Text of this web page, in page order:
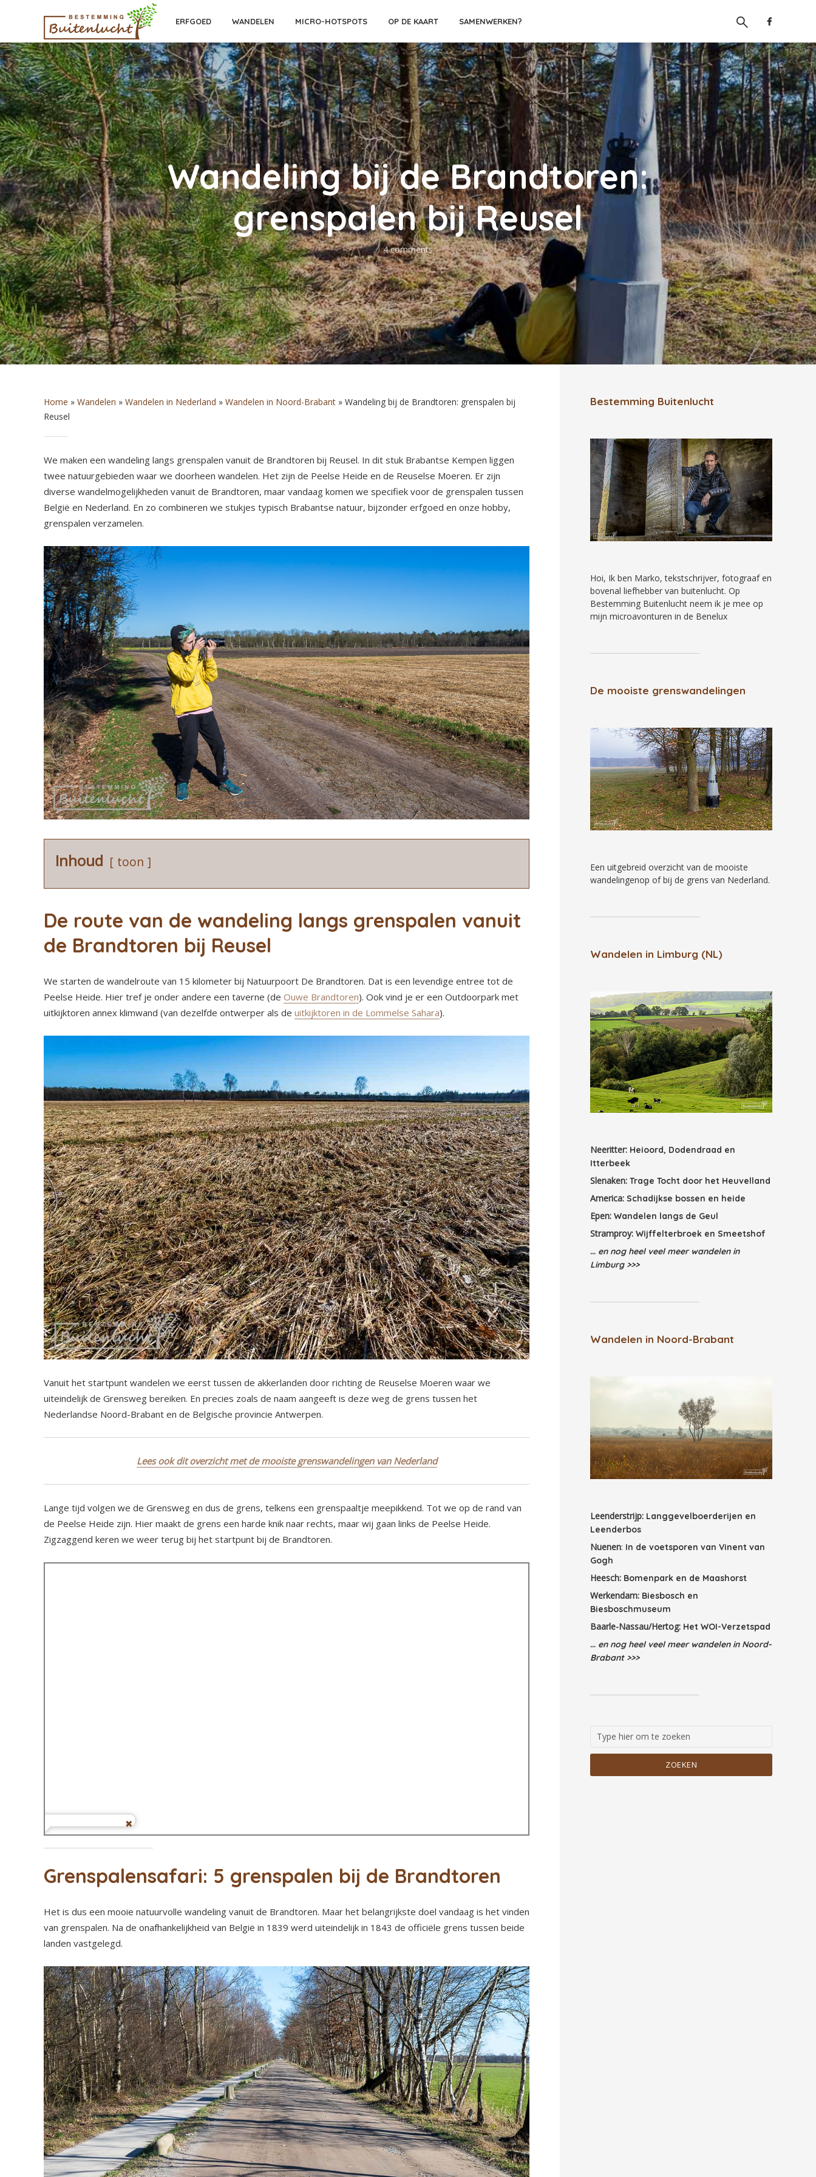
ERFGOED WANDELEN MICRO-HOTSPOTS OP DE KAART SAMENWERKEN?
Wandeling bij de Brandtoren:
grenspalen bij Reusel
4 comments
Home » Wandelen » Wandelen in Nederland » Wandelen in Noord-Brabant » Wandeling bij de Brandtoren: grenspalen bij
Reusel
We maken een wandeling langs grenspalen vanuit de Brandtoren bij Reusel. In dit stuk Brabantse Kempen liggen
twee natuurgebieden waar we doorheen wandelen. Het zijn de Peelse Heide en de Reuselse Moeren. Er zijn
diverse wandelmogelijkheden vanuit de Brandtoren, maar vandaag komen we specifiek voor de grenspalen tussen
België en Nederland. En zo combineren we stukjes typisch Brabantse natuur, bijzonder erfgoed en onze hobby,
grenspalen verzamelen.
Inhoud toon
De route van de wandeling langs grenspalen vanuit
de Brandtoren bij Reusel
We starten de wandelroute van 15 kilometer bij Natuurpoort De Brandtoren. Dat is een levendige entree tot de
Peelse Heide. Hier tref je onder andere een taverne (de Ouwe Brandtoren). Ook vind je er een Outdoorpark met
uitkijktoren annex klimwand (van dezelfde ontwerper als de uitkijktoren in de Lommelse Sahara).
Vanuit het startpunt wandelen we eerst tussen de akkerlanden door richting de Reuselse Moeren waar we
uiteindelijk de Grensweg bereiken. En precies zoals de naam aangeeft is deze weg de grens tussen het
Nederlandse Noord-Brabant en de Belgische provincie Antwerpen.
Lees ook dit overzicht met de mooiste grenswandelingen van Nederland
Lange tijd volgen we de Grensweg en dus de grens, telkens een grenspaaltje meepikkend. Tot we op de rand van
de Peelse Heide zijn. Hier maakt de grens een harde knik naar rechts, maar wij gaan links de Peelse Heide.
Zigzaggend keren we weer terug bij het startpunt bij de Brandtoren.
Grenspalensafari: 5 grenspalen bij de Brandtoren
Het is dus een mooie natuurvolle wandeling vanuit de Brandtoren. Maar het belangrijkste doel vandaag is het vinden
van grenspalen. Na de onafhankelijkheid van België in 1839 werd uiteindelijk in 1843 de officiële grens tussen beide
landen vastgelegd.
Bestemming Buitenlucht
Hoi, Ik ben Marko, tekstschrijver, fotograaf en
bovenal liefhebber van buitenlucht. Op
Bestemming Buitenlucht neem ik je mee op
mijn microavonturen in de Benelux
De mooiste grenswandelingen
Een uitgebreid overzicht van de mooiste
wandelingenop of bij de grens van Nederland.
Wandelen in Limburg (NL)
Neeritter: Heioord, Dodendraad en
Itterbeek
Slenaken: Trage Tocht door het Heuvelland
America: Schadijkse bossen en heide
Epen: Wandelen langs de Geul
Stramproy: Wijffelterbroek en Smeetshof
... en nog heel veel meer wandelen in
Limburg >>>
Wandelen in Noord-Brabant
Leenderstrijp: Langgevelboerderijen en
Leenderbos
Nuenen: In de voetsporen van Vinent van
Gogh
Heesch: Bomenpark en de Maashorst
Werkendam: Biesbosch en
Biesboschmuseum
Baarle-Nassau/Hertog: Het WOI-Verzetspad
... en nog heel veel meer wandelen in Noord-
Brabant >>>
ZOEKEN